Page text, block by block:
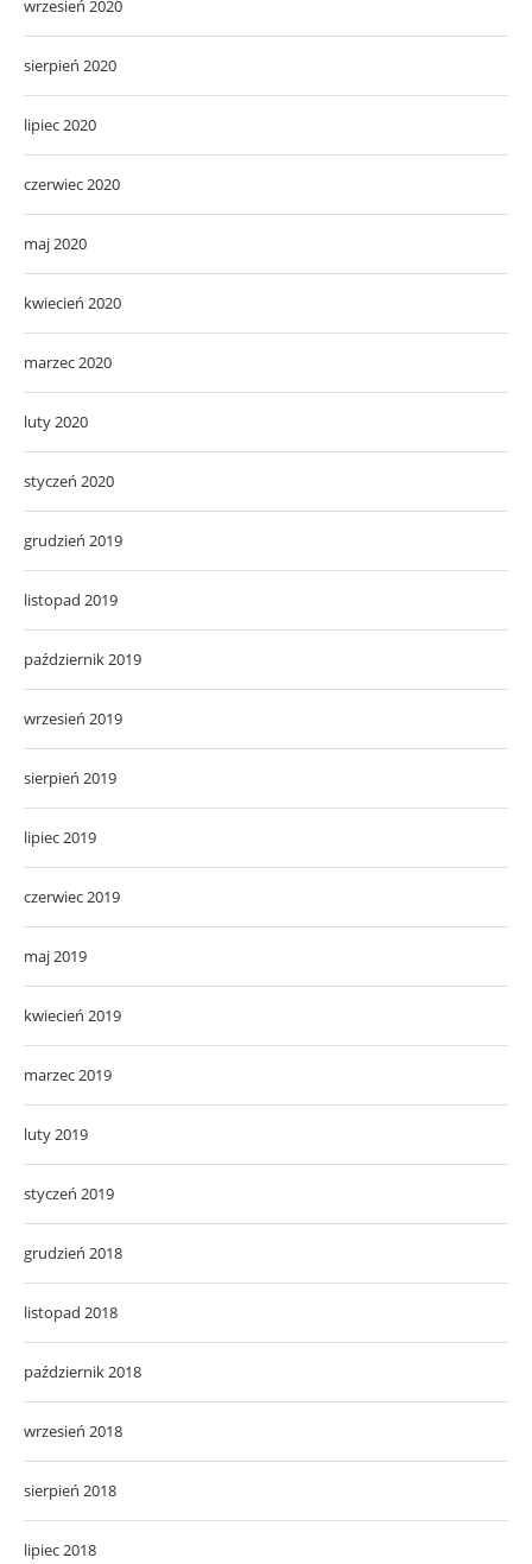
wrzesień 2020
sierpień 2020
lipiec 2020
czerwiec 2020
maj 2020
kwiecień 2020
marzec 2020
luty 2020
styczeń 2020
grudzień 2019
listopad 2019
październik 2019
wrzesień 2019
sierpień 2019
lipiec 2019
czerwiec 2019
maj 2019
kwiecień 2019
marzec 2019
luty 2019
styczeń 2019
grudzień 2018
listopad 2018
październik 2018
wrzesień 2018
sierpień 2018
lipiec 2018